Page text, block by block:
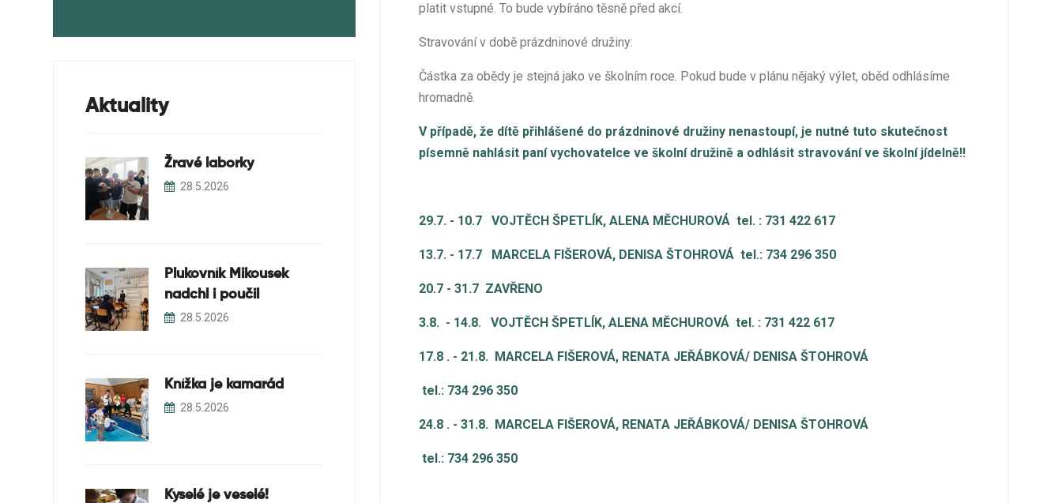
Aktuality
Žravé laborky
28.5.2026
Plukovník Mikousek
nadchl i poučil
28.5.2026
Knížka je kamarád
28.5.2026
Kyselé je veselé!
platit vstupné. To bude vybíráno těsně před akcí.
Stravování v době prázdninové družiny:
Částka za obědy je stejná jako ve školním roce. Pokud bude v plánu nějaký výlet, oběd odhlásíme
hromadně.
V případě, že dítě přihlášené do prázdninové družiny nenastoupí, je nutné tuto skutečnost
písemně nahlásit paní vychovatelce ve školní družině a odhlásit stravování ve školní jídelně!!
29.7. - 10.7 VOJTĚCH ŠPETLÍK, ALENA MĚCHUROVÁ tel. : 731 422 617
13.7. - 17.7 MARCELA FIŠEROVÁ, DENISA ŠTOHROVÁ tel.: 734 296 350
20.7 - 31.7 ZAVŘENO
3.8. - 14.8. VOJTĚCH ŠPETLÍK, ALENA MĚCHUROVÁ tel. : 731 422 617
17.8 . - 21.8. MARCELA FIŠEROVÁ, RENATA JEŘÁBKOVÁ/ DENISA ŠTOHROVÁ
tel.: 734 296 350
24.8 . - 31.8. MARCELA FIŠEROVÁ, RENATA JEŘÁBKOVÁ/ DENISA ŠTOHROVÁ
tel.: 734 296 350